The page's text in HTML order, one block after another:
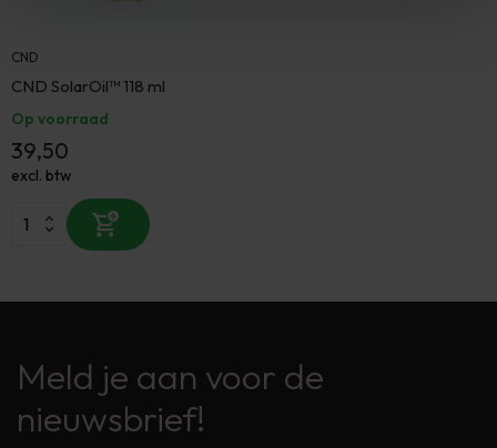
CND
CND SolarOil™ 118 ml
Op voorraad
39,50
excl. btw
Meld je aan voor de
nieuwsbrief!